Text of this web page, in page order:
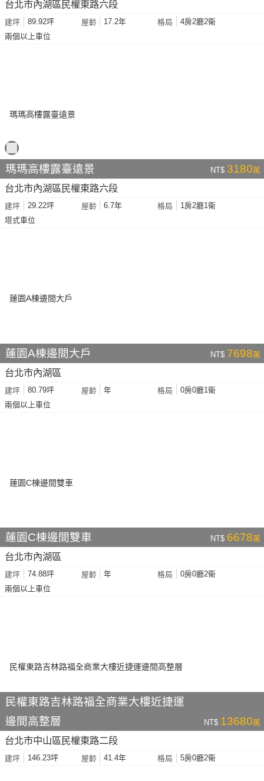
台北市內湖區民權東路六段
建坪 89.92坪 屋齡 17.2年 格局
4房2廳2衛
兩個以上車位
瑪瑪高樓露臺遠景 NT$ 3180萬
台北市內湖區民權東路六段
建坪 29.22坪 屋齡 6.7年 格局
1房2廳1衛
塔式車位
蓮園A棟邊間大戶 NT$ 7698萬
台北市內湖區
建坪 80.79坪 屋齡 年 格局
0房0廳1衛
兩個以上車位
蓮園C棟邊間雙車 NT$ 6678萬
台北市內湖區
建坪 74.88坪 屋齡 年 格局
0房0廳2衛
兩個以上車位
民權東路吉林路福全商業大樓近捷運
邊間高整層
NT$ 13680萬
台北市中山區民權東路二段
建坪 146.23坪 屋齡 41.4年 格局 5房0廳2衛